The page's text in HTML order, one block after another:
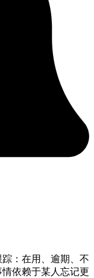
：在用、逾期、不
依赖于某人忘记更